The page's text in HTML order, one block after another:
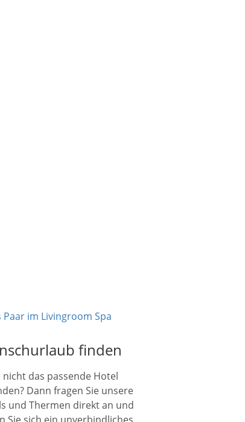
finden
nicht das passende Hotel
Dann fragen Sie unsere
und Thermen direkt an und